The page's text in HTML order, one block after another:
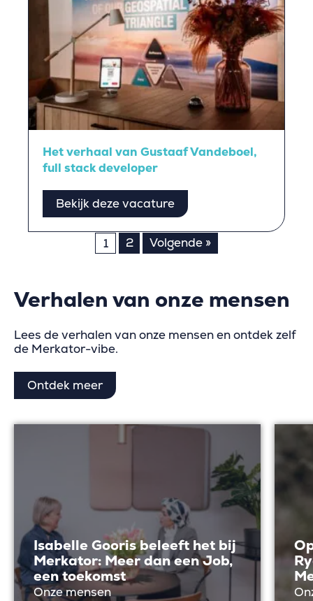
Het verhaal van Gustaaf Vandeboel,
full stack developer
Bekijk deze vacature
Berichten
1 2 Volgende »
Verhalen van onze mensen
Lees de verhalen van onze mensen en ontdek zelf
de Merkator-vibe.
Ontdek meer
Isabelle Gooris beleeft het bij
Merkator: Meer dan een Job,
een toekomst
Onze mensen